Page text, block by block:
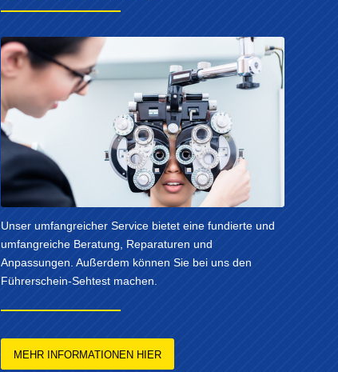
Unser umfangreicher Service bietet eine fundierte und
umfangreiche Beratung, Reparaturen und
Anpassungen. Außerdem können Sie bei uns den
Führerschein-Sehtest machen.
MEHR INFORMATIONEN HIER